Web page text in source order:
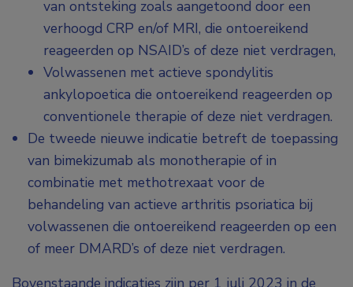
van ontsteking zoals aangetoond door een
verhoogd CRP en/of MRI, die ontoereikend
reageerden op NSAID’s of deze niet verdragen,
Volwassenen met actieve spondylitis
ankylopoetica die ontoereikend reageerden op
conventionele therapie of deze niet verdragen.
De tweede nieuwe indicatie betreft de toepassing
van bimekizumab als monotherapie of in
combinatie met methotrexaat voor de
behandeling van actieve arthritis psoriatica bij
volwassenen die ontoereikend reageerden op een
of meer DMARD’s of deze niet verdragen.
Bovenstaande indicaties zijn per 1 juli 2023 in de